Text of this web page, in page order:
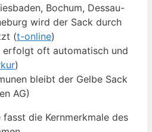
Bochum, Dessau-
wird der Sack durch
(t-online)
erfolgt oft automatisch und
)
bleibt der Gelbe Sack
AG)
die Kernmerkmale des